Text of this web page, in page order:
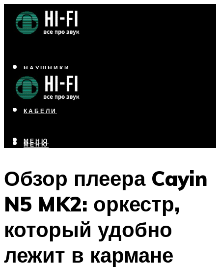
НАУШНИКИ
АКУСТИКА
УСИЛИТЕЛИ
КАБЕЛИ
МЕНЮ
МЕНЮ
Обзор плеера Cayin
N5 MK2: оркестр,
который удобно
лежит в кармане